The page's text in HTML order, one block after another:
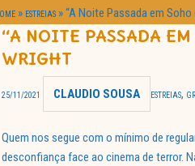
» ESTREIAS »“A Noite Passada em
“A NOITE PASSADA
WRIGHT
25/11/2021 CLAUDIO SOUSA ESTREIAS,
Quem nos segue com o mínimo de
desconfiança face ao cinema de terror.